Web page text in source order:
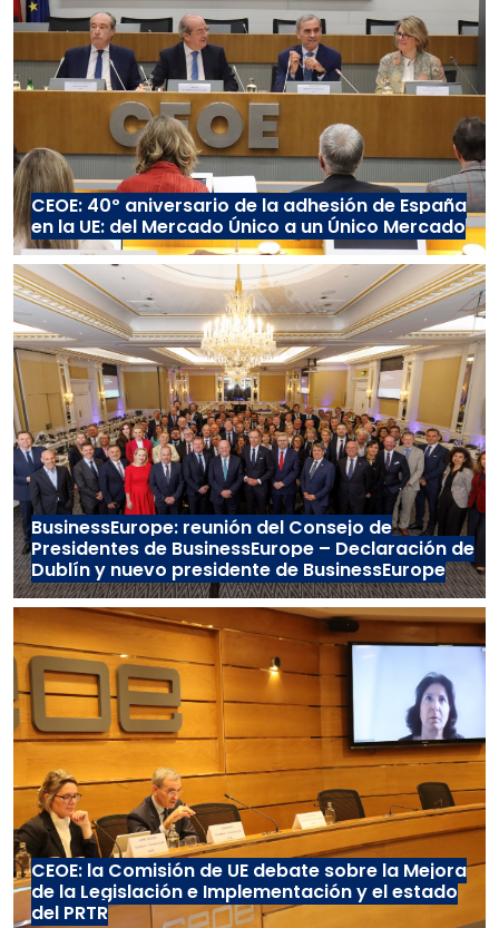
CEOE: 40º aniversario de la adhesión de España
en la UE: del Mercado Único a un Único Mercado
BusinessEurope: reunión del Consejo de
Presidentes de BusinessEurope – Declaración de
Dublín y nuevo presidente de BusinessEurope
CEOE: la Comisión de UE debate sobre la Mejora
de la Legislación e Implementación y el estado
del PRTR